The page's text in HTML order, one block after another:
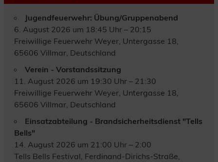
Jugendfeuerwehr: Übung/Gruppenabend
6. August 2026 um 18:45 Uhr – 20:15
Freiwillige Feuerwehr Weyer, Untergasse 18,
65606 Villmar, Deutschland
Verein - Vorstandssitzung
11. August 2026 um 19:30 Uhr – 21:30
Freiwillige Feuerwehr Weyer, Untergasse 18,
65606 Villmar, Deutschland
Einsatzabteilung - Brandsicherheitsdienst "Tells
Bells"
14. August 2026 um 21:00 Uhr – 2:00
Tells Bells Festival, Ferdinand-Dirichs-Straße,